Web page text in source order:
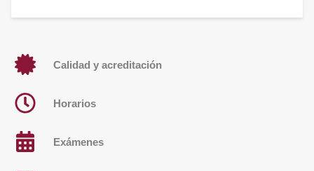
Calidad y acreditación
Horarios
Exámenes